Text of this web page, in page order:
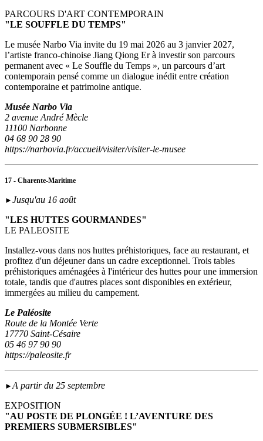
PARCOURS D'ART CONTEMPORAIN
"LE SOUFFLE DU TEMPS"
Le musée Narbo Via invite du 19 mai 2026 au 3 janvier 2027,
l’artiste franco-chinoise Jiang Qiong Er à investir son parcours
permanent avec « Le Souffle du Temps », un parcours d’art
contemporain pensé comme un dialogue inédit entre création
contemporaine et patrimoine antique.
Musée Narbo Via
2 avenue André Mècle
11100 Narbonne
04 68 90 28 90
https://narbovia.fr/accueil/visiter/visiter-le-musee
17 - Charente-Maritime
► Jusqu'au 16 août
"LES HUTTES GOURMANDES"
LE PALEOSITE
Installez-vous dans nos huttes préhistoriques, face au restaurant, et
profitez d'un déjeuner dans un cadre exceptionnel. Trois tables
préhistoriques aménagées à l'intérieur des huttes pour une immersion
totale, tandis que d'autres places sont disponibles en extérieur,
immergées au milieu du campement.
Le Paléosite
Route de la Montée Verte
17770 Saint-Césaire
05 46 97 90 90
https://paleosite.fr
►A partir du 25 septembre
EXPOSITION
"AU POSTE DE PLONGÉE ! L’AVENTURE DES
PREMIERS SUBMERSIBLES"